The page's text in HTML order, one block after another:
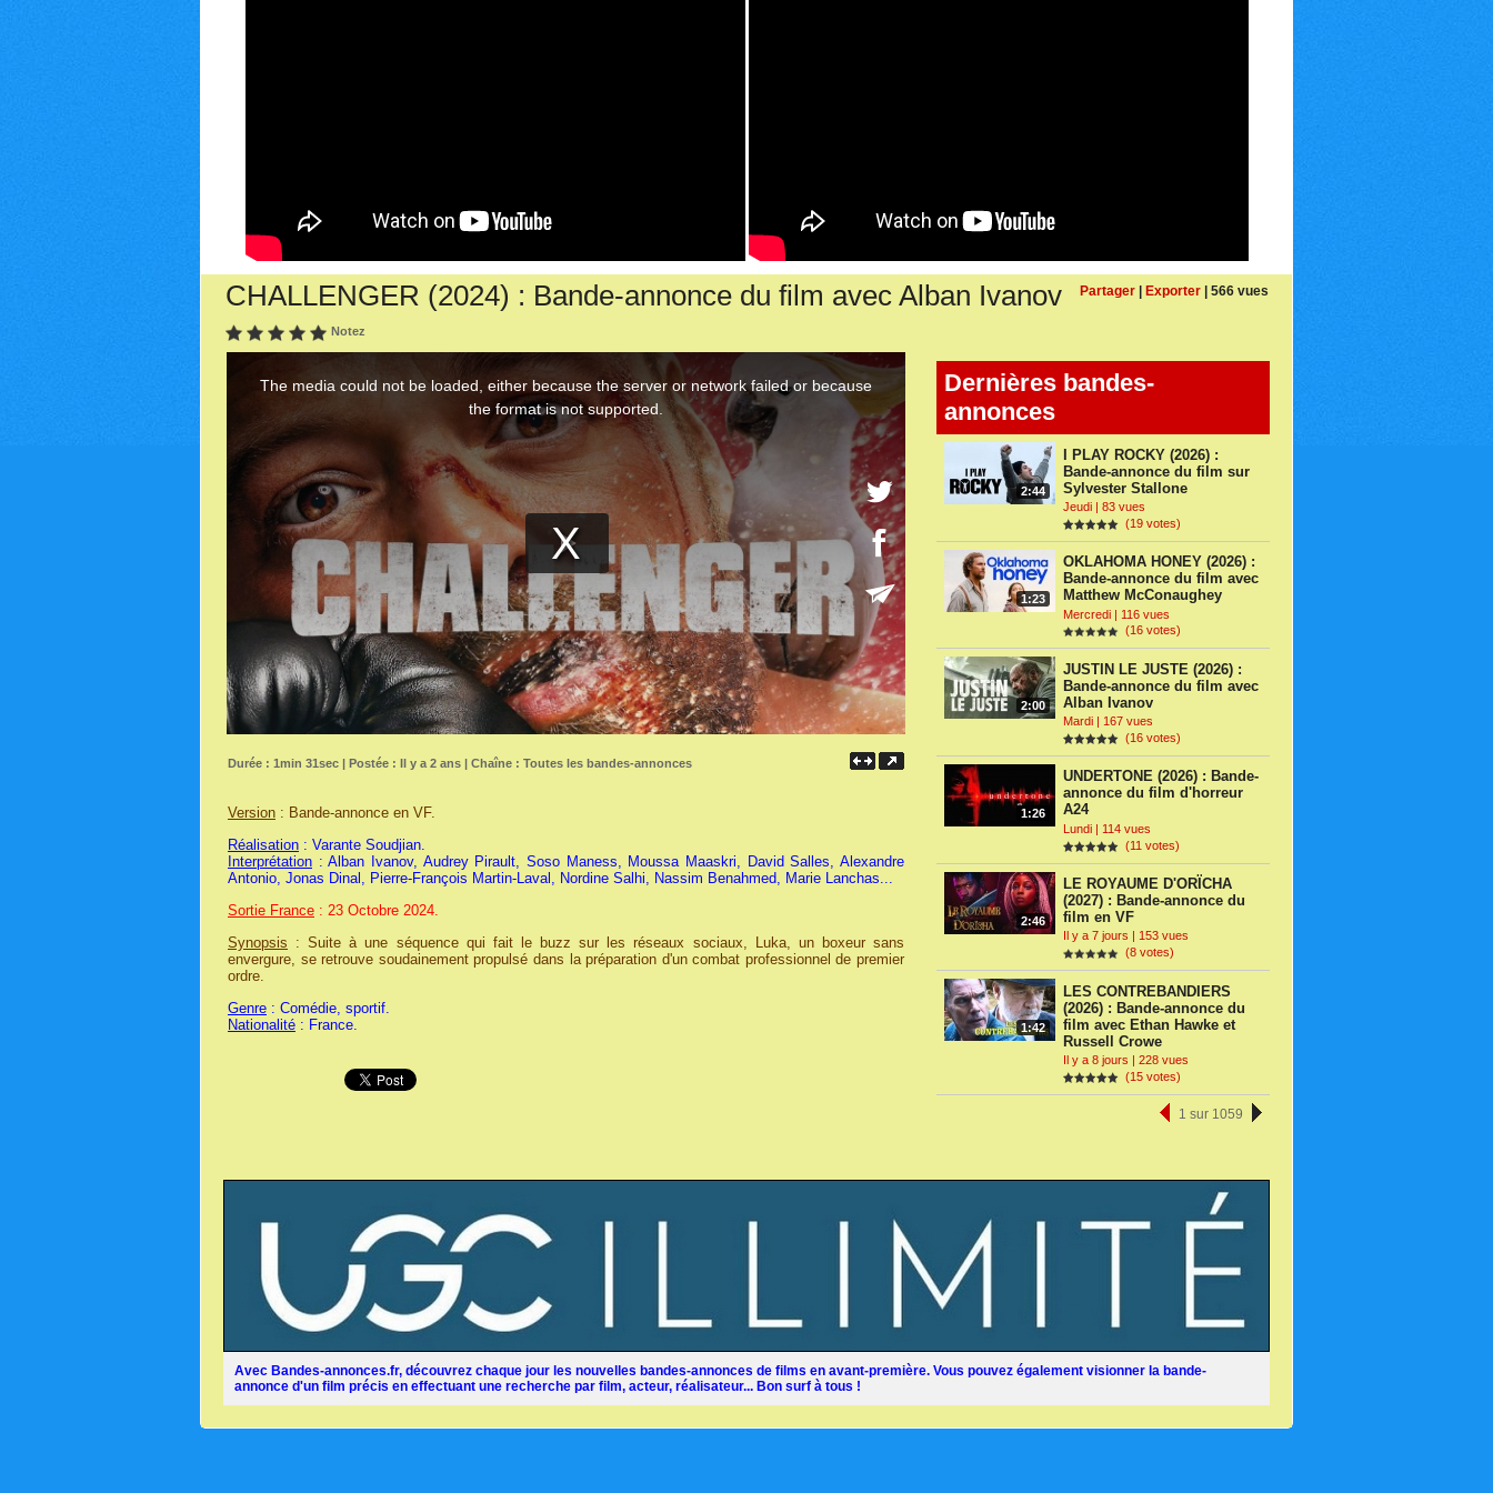
Partager | Exporter | 566 vues
CHALLENGER (2024) : Bande-annonce du film avec Alban Ivanov
Notez
Dernières bandes-
annonces
2:44
I PLAY ROCKY (2026) :
Bande-annonce du film sur
Sylvester Stallone
Jeudi | 83 vues
(19 votes)
1:23
OKLAHOMA HONEY (2026) :
Bande-annonce du film avec
Matthew McConaughey
Mercredi | 116 vues
(16 votes)
2:00
JUSTIN LE JUSTE (2026) :
Bande-annonce du film avec
Alban Ivanov
Mardi | 167 vues
(16 votes)
1:26
UNDERTONE (2026) : Bande-
annonce du film d'horreur
A24
Lundi | 114 vues
(11 votes)
2:46
LE ROYAUME D'ORÏCHA
(2027) : Bande-annonce du
film en VF
Il y a 7 jours | 153 vues
(8 votes)
1:42
LES CONTREBANDIERS
(2026) : Bande-annonce du
film avec Ethan Hawke et
Russell Crowe
Il y a 8 jours | 228 vues
(15 votes)
1 sur 1059
Durée : 1min 31sec | Postée : Il y a 2 ans | Chaîne : Toutes les bandes-annonces
Version : Bande-annonce en VF.
Réalisation : Varante Soudjian.
Interprétation : Alban Ivanov, Audrey Pirault, Soso Maness, Moussa Maaskri, David Salles, Alexandre
Antonio, Jonas Dinal, Pierre-François Martin-Laval, Nordine Salhi, Nassim Benahmed, Marie Lanchas...
Sortie France : 23 Octobre 2024.
Synopsis : Suite à une séquence qui fait le buzz sur les réseaux sociaux, Luka, un boxeur sans
envergure, se retrouve soudainement propulsé dans la préparation d'un combat professionnel de premier
ordre.
Genre : Comédie, sportif.
Nationalité : France.
Avec Bandes-annonces.fr, découvrez chaque jour les nouvelles bandes-annonces de films en avant-première. Vous pouvez également visionner la bande-
annonce d'un film précis en effectuant une recherche par film, acteur, réalisateur... Bon surf à tous !